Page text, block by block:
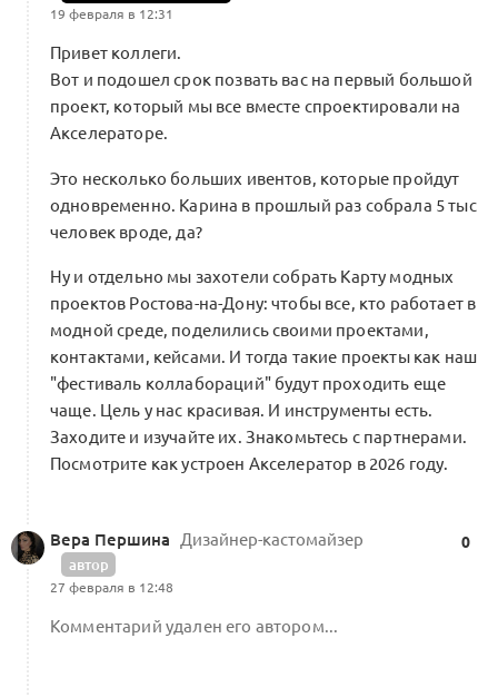
19 февраля в 12:31
Привет коллеги.
Вот и подошел срок позвать вас на первый большой
проект, который мы все вместе спроектировали на
Акселераторе.
Это несколько больших ивентов, которые пройдут
одновременно. Карина в прошлый раз собрала 5 тыс
человек вроде, да?
Ну и отдельно мы захотели собрать Карту модных
проектов Ростова-на-Дону: чтобы все, кто работает в
модной среде, поделились своими проектами,
контактами, кейсами. И тогда такие проекты как наш
"фестиваль коллабораций" будут проходить еще
чаще. Цель у нас красивая. И инструменты есть.
Заходите и изучайте их. Знакомьтесь с партнерами.
Посмотрите как устроен Акселератор в 2026 году.
Вера Першина Дизайнер-кастомайзер
автор
27 февраля в 12:48
0
Комментарий удален его автором...